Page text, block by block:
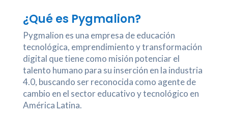
¿Qué es Pygmalion?
Pygmalion es una empresa de educación
tecnológica, emprendimiento y transformación
digital que tiene como misión potenciar el
talento humano para su inserción en la industria
4.0, buscando ser reconocida como agente de
cambio en el sector educativo y tecnológico en
América Latina.